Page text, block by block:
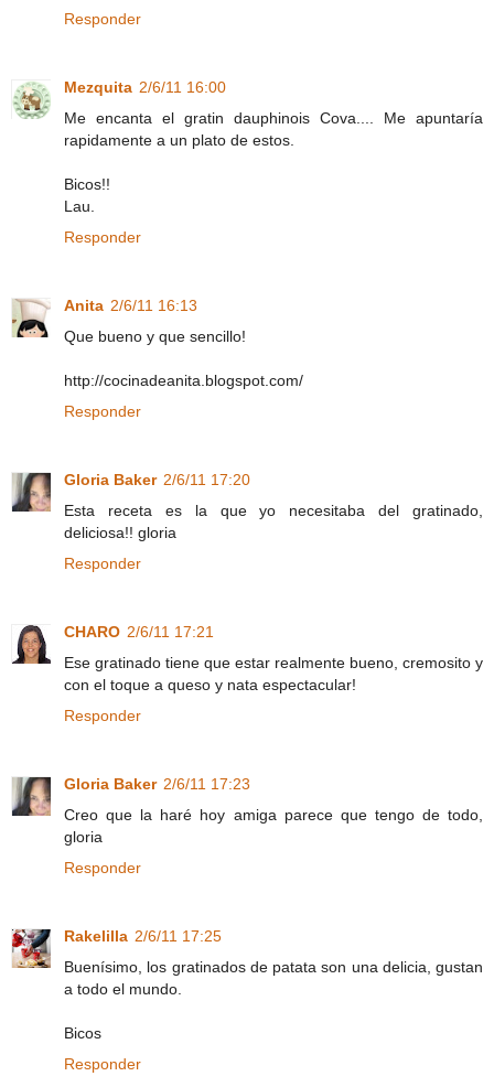
Responder
Mezquita 2/6/11 16:00
Me encanta el gratin dauphinois Cova.... Me apuntaría
rapidamente a un plato de estos.
Bicos!!
Lau.
Responder
Anita 2/6/11 16:13
Que bueno y que sencillo!
http://cocinadeanita.blogspot.com/
Responder
Gloria Baker 2/6/11 17:20
Esta receta es la que yo necesitaba del gratinado,
deliciosa!! gloria
Responder
CHARO 2/6/11 17:21
Ese gratinado tiene que estar realmente bueno, cremosito y
con el toque a queso y nata espectacular!
Responder
Gloria Baker 2/6/11 17:23
Creo que la haré hoy amiga parece que tengo de todo,
gloria
Responder
Rakelilla 2/6/11 17:25
Buenísimo, los gratinados de patata son una delicia, gustan
a todo el mundo.
Bicos
Responder